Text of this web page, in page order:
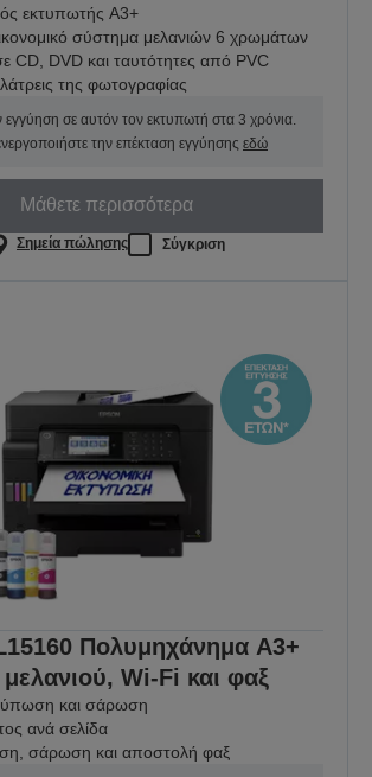
εκτυπωτής A3+
σύστημα μελανιών 6 χρωμάτων
CD, DVD και ταυτότητες από PVC
λάτρεις της φωτογραφίας
εγγύηση σε αυτόν τον εκτυπωτή στα 3 χρόνια.
την επέκταση εγγύησης εδώ
Μάθετε περισσότερα
Σημεία πώλησης Σύγκριση
Πολυμηχάνημα A3+
μελανιού, Wi-Fi και φαξ
και σάρωση
ανά σελίδα
σάρωση και αποστολή φαξ